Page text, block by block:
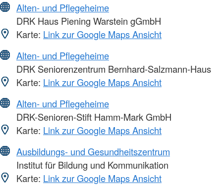
Alten- und Pflegeheime
DRK Haus Piening Warstein gGmbH
Karte: Link zur Google Maps Ansicht
Alten- und Pflegeheime
DRK Seniorenzentrum Bernhard-Salzmann-Haus
Karte: Link zur Google Maps Ansicht
Alten- und Pflegeheime
DRK-Senioren-Stift Hamm-Mark GmbH
Karte: Link zur Google Maps Ansicht
Ausbildungs- und Gesundheitszentrum
Institut für Bildung und Kommunikation
Karte: Link zur Google Maps Ansicht